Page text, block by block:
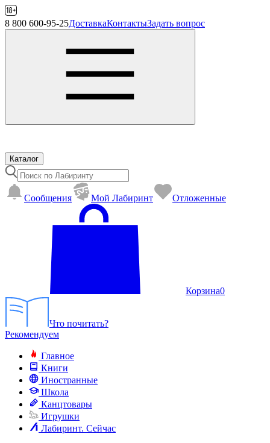
8 800 600-95-25ДоставкаКонтактыЗадать вопрос
Каталог
Сообщения Mой Лабиринт Отложенные
Корзина0
Что почитать?
Рекомендуем
Главное
Книги
Иностранные
Школа
Канцтовары
Игрушки
Лабиринт. Сейчас